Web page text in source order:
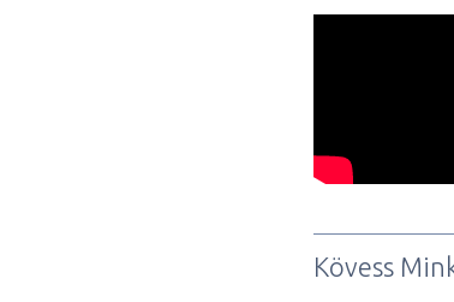
Kövess